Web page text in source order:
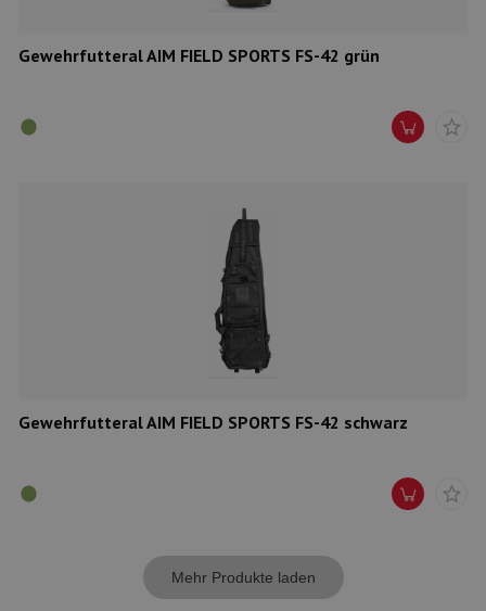
Gewehrfutteral AIM FIELD SPORTS FS-42 grün
Gewehrfutteral AIM FIELD SPORTS FS-42 schwarz
Mehr Produkte laden